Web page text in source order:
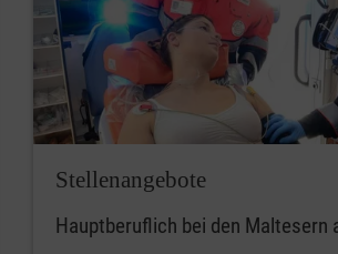
Stellenangebote
Hauptberuflich bei den Maltesern